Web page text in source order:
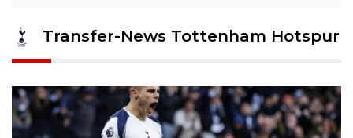
Transfer-News Tottenham Hotspur